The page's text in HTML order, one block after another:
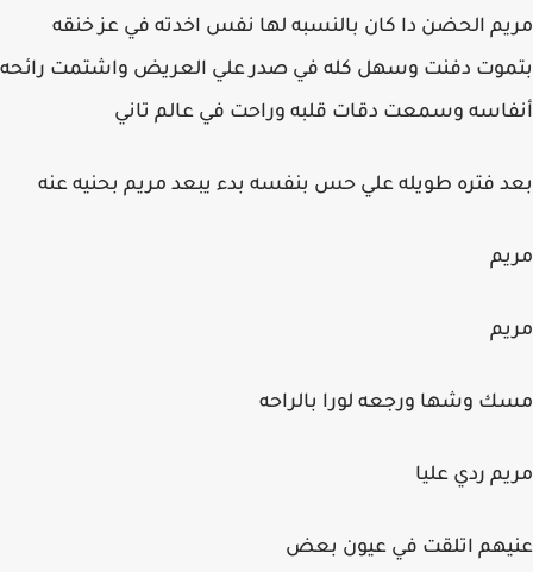
مريم الحضن دا كان بالنسبه لها نفس اخدته في عز خنقه
بتموت دفنت وسهل كله في صدر علي العريض واشتمت رائحه
أنفاسه وسمعت دقات قلبه وراحت في عالم تاني
بعد فتره طويله علي حس بنفسه بدء يبعد مريم بحنيه عنه
مريم
مريم
مسك وشها ورجعه لورا بالراحه
مريم ردي عليا
عنيهم اتلقت في عيون بعض